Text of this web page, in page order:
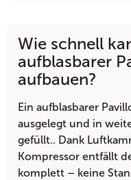
2
PERSONEN
Wie schnell
aufblasbarer
aufbauen?
Ein aufblasbarer
ausgelegt und in
gefüllt.. Dank
Kompressor entfällt
komplett – keine